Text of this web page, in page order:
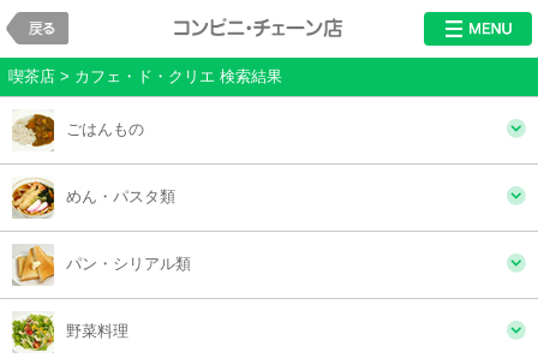
レストラン・チ
喫茶店 > カフェ・ド・クリエ 検索結果
ごはんもの
めん・パスタ類
パン・シリアル類
野菜料理